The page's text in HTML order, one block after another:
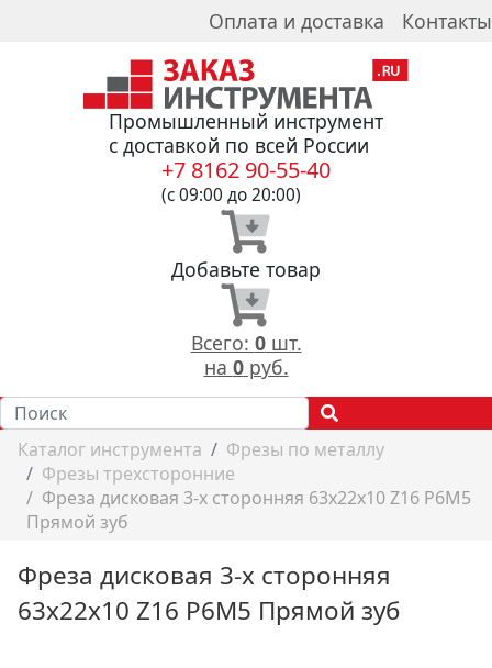
Оплата и доставка Контакты
Промышленный инструмент
с доставкой по всей России
+7 8162 90-55-40
(с 09:00 до 20:00)
Добавьте товар
Всего: 0шт.
на 0руб.
Каталог инструмента
Фрезы по металлу
Фрезы трехсторонние
Фреза дисковая 3-х сторонняя 63х22х10 Z16 Р6М5
Прямой зуб
Фреза дисковая 3-х сторонняя
63х22х10 Z16 Р6М5 Прямой зуб